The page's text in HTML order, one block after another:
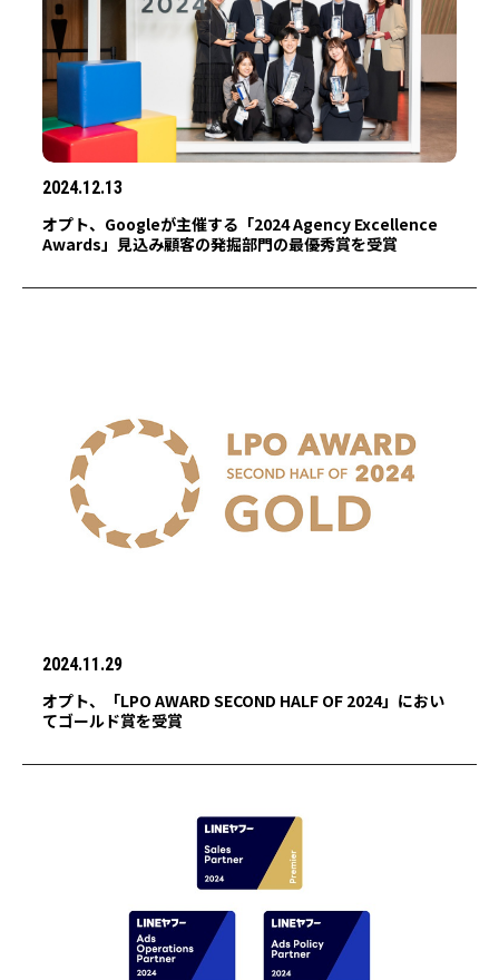
2024.12.13
オプト、Googleが主催する「2024 Agency Excellence
Awards」見込み顧客の発掘部門の最優秀賞を受賞
2024.11.29
オプト、「LPO AWARD SECOND HALF OF 2024」におい
てゴールド賞を受賞